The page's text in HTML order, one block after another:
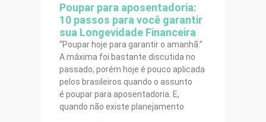
Poupar para aposentadoria:
10 passos para você garantir
sua Longevidade Financeira
“Poupar hoje para garantir o amanhã.”
A máxima foi bastante discutida no
passado, porém hoje é pouco aplicada
pelos brasileiros quando o assunto
é poupar para aposentadoria. E,
quando não existe planejamento